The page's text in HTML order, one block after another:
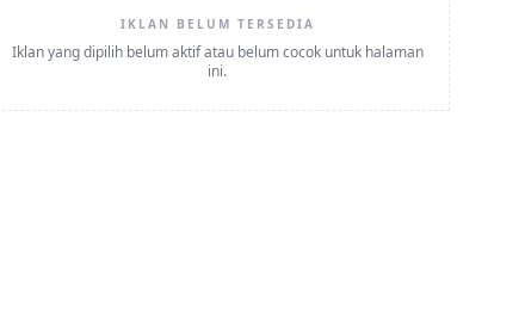
IKLAN BELUM TERSEDIA
Iklan yang dipilih belum aktif atau belum cocok untuk halaman
ini.